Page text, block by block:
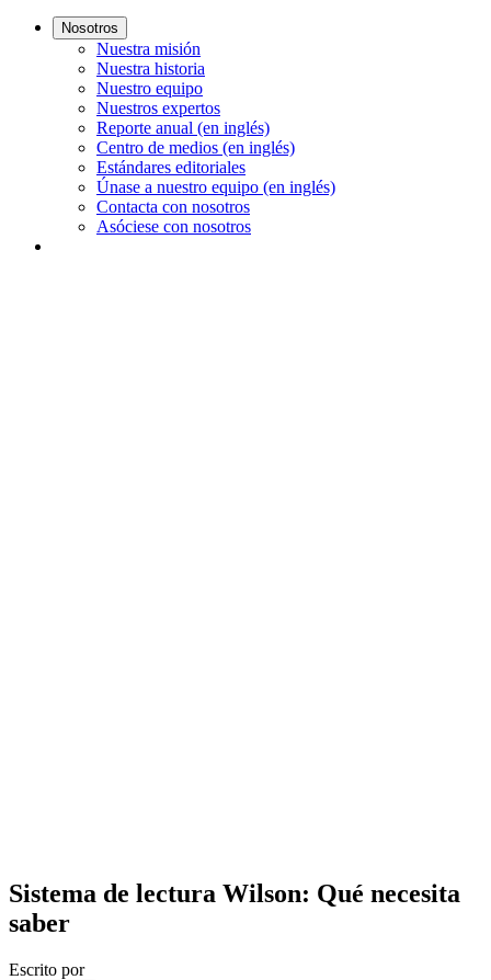
Nosotros
Nuestra misión
Nuestra historia
Nuestro equipo
Nuestros expertos
Reporte anual (en inglés)
Centro de medios (en inglés)
Estándares editoriales
Únase a nuestro equipo (en inglés)
Contacta con nosotros
Asóciese con nosotros
Sistema de lectura Wilson: Qué necesita
saber
Escrito por